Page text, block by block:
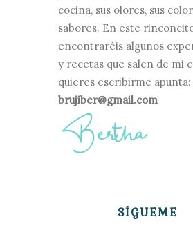
cocina, sus olores, sus
sabores. En este
encontraréis algunos
y recetas que salen de mi
quieres escribirme apunta:
brujiber@gmail.com
SÍGUEME